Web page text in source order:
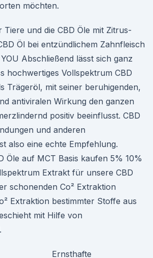
möchten.
Tiere und die CBD Öle mit Zitrus-
Öl bei entzündlichem Zahnfleisch
Abschließend lässt sich ganz
hochwertiges Vollspektrum CBD
Trägeröl, mit seiner beruhigenden,
antiviralen Wirkung den ganzen
positiv beeinflusst. CBD
und anderen
also eine echte Empfehlung.
Öle auf MCT Basis kaufen 5% 10%
Extrakt für unsere CBD
schonenden Co² Extraktion
Extraktion bestimmter Stoffe aus
mit Hilfe von
Ernsthafte